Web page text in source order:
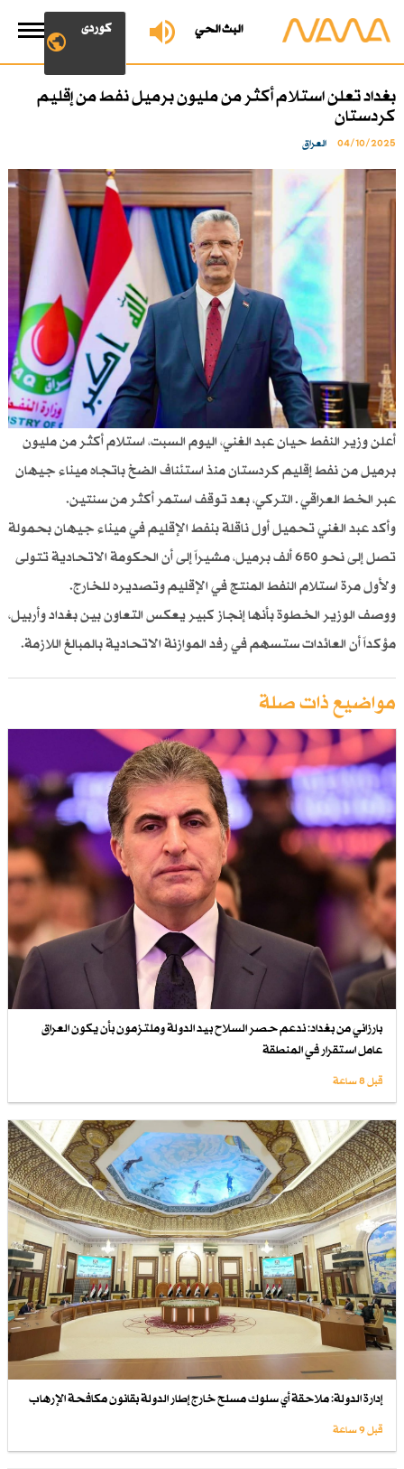
البث الحي کوردی
بغداد تعلن استلام أكثر من مليون برميل نفط من إقليم
كردستان
04/10/2025 العراق
أعلن وزير النفط حيان عبد الغني، اليوم السبت، استلام أكثر من مليون
برميل من نفط إقليم كردستان منذ استئناف الضخ باتجاه ميناء جيهان
عبر الخط العراقي ـ التركي، بعد توقف استمر أكثر من سنتين.
وأكد عبد الغني تحميل أول ناقلة بنفط الإقليم في ميناء جيهان بحمولة
تصل إلى نحو 650 ألف برميل، مشيراً إلى أن الحكومة الاتحادية تتولى
ولأول مرة استلام النفط المنتج في الإقليم وتصديره للخارج.
ووصف الوزير الخطوة بأنها إنجاز كبير يعكس التعاون بين بغداد وأربيل،
مؤكداً أن العائدات ستسهم في رفد الموازنة الاتحادية بالمبالغ اللازمة.
مواضيع ذات صلة
بارزاني من بغداد: ندعم حصر السلاح بيد الدولة وملتزمون بأن يكون العراق
عامل استقرار في المنطقة
قبل 8 ساعة
إدارة الدولة: ملاحقة أي سلوك مسلح خارج إطار الدولة بقانون مكافحة الإرهاب
قبل 9 ساعة